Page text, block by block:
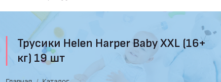
Трусики Helen Harper Baby XXL (16+
кг) 19 шт